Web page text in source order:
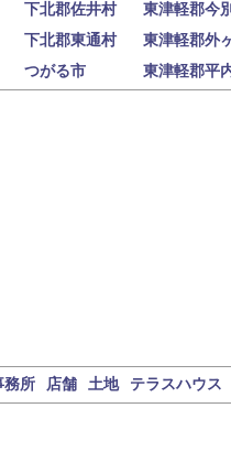
下北郡佐井村
東津軽郡今
下北郡東通村
東津軽郡外
つがる市 東津軽郡平
務所 店舗 土地 テラスハウス